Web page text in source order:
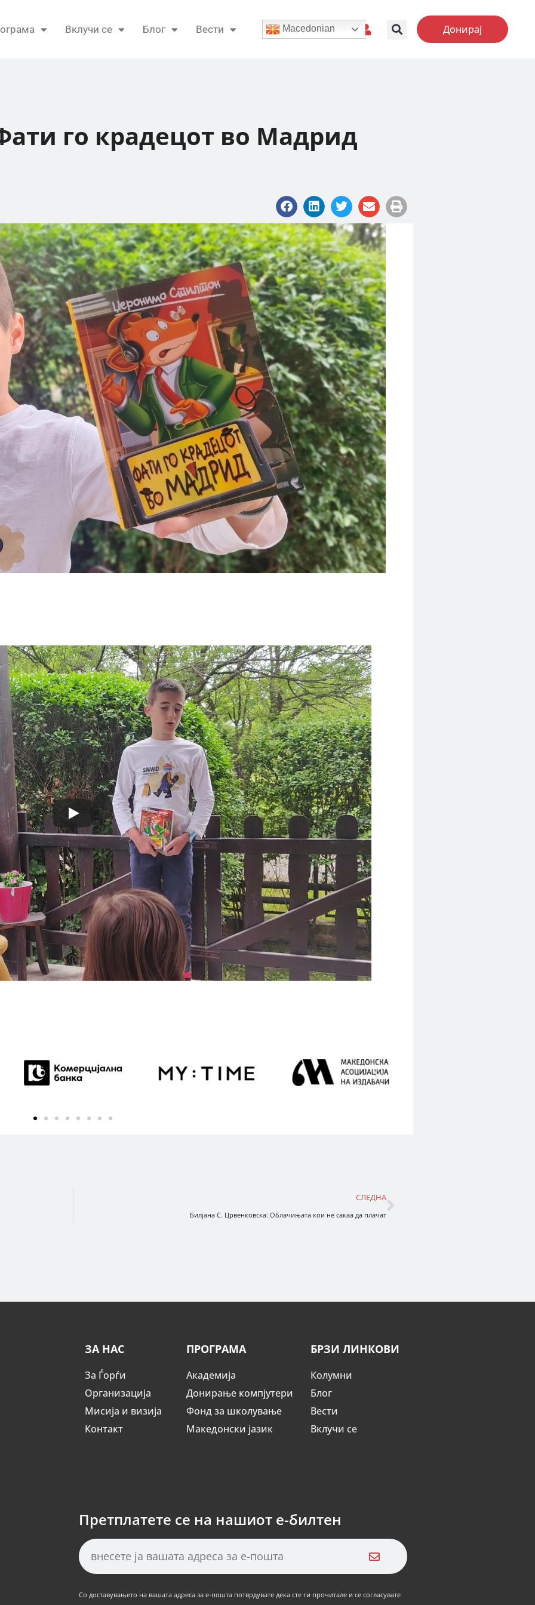
Вклучи се Блог Вести Macedonian Донирај
го крадецот во Мадрид
СЛЕДНА
Билјана С. Црвенковска: Облачињата кои не сакаа да плачат
ЗА НАС
За Ѓорѓи
Организација
Мисија и визија
Контакт
ПРОГРАМА
Академија
Донирање компјутери
Фонд за школување
Македонски јазик
БРЗИ ЛИНКОВИ
Колумни
Блог
Вести
Вклучи се
Претплатете се на нашиот е-билтен
Со доставувањето на вашата адреса за е-пошта потврдувате дека сте ги прочитале и се согласувате